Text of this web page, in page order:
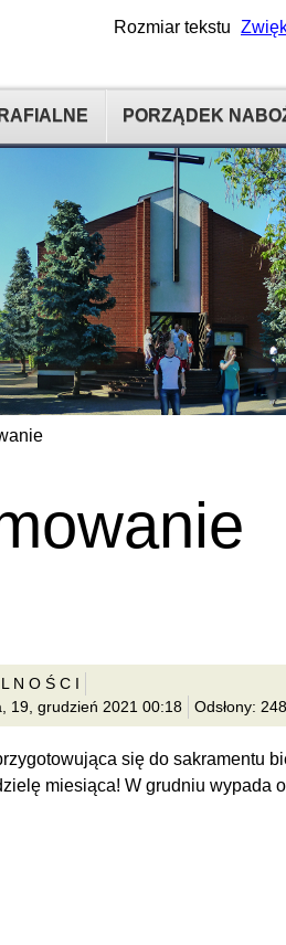
PORZĄDEK
Rozmiar tekstu
N O Ś C I
19, grudzień 2021 00:18
Odsłony:
się do sakramentu
miesiąca! W grudniu wypada